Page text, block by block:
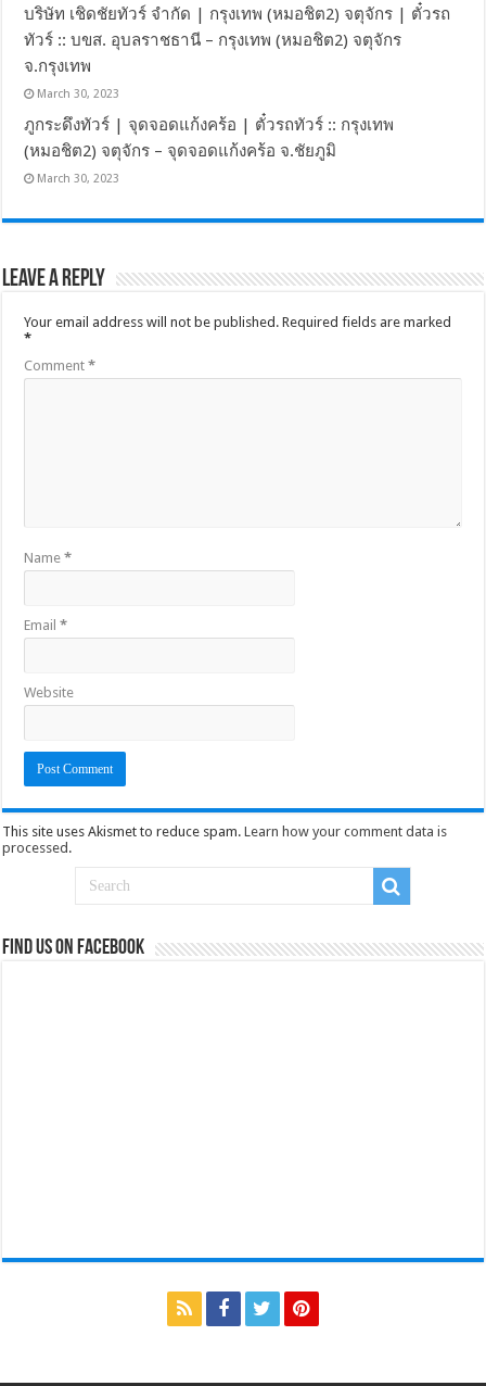
บริษัท เชิดชัยทัวร์ จำกัด | กรุงเทพ (หมอชิต2) จตุจักร | ตั๋วรถ
ทัวร์ :: บขส. อุบลราชธานี – กรุงเทพ (หมอชิต2) จตุจักร
จ.กรุงเทพ
March 30, 2023
ภูกระดึงทัวร์ | จุดจอดแก้งคร้อ | ตั๋วรถทัวร์ :: กรุงเทพ
(หมอชิต2) จตุจักร – จุดจอดแก้งคร้อ จ.ชัยภูมิ
March 30, 2023
Leave a Reply
Your email address will not be published. Required fields are marked
*
Comment*
Name*
Email*
Website
This site uses Akismet to reduce spam.Learn how your comment data is
processed .
Find us on Facebook